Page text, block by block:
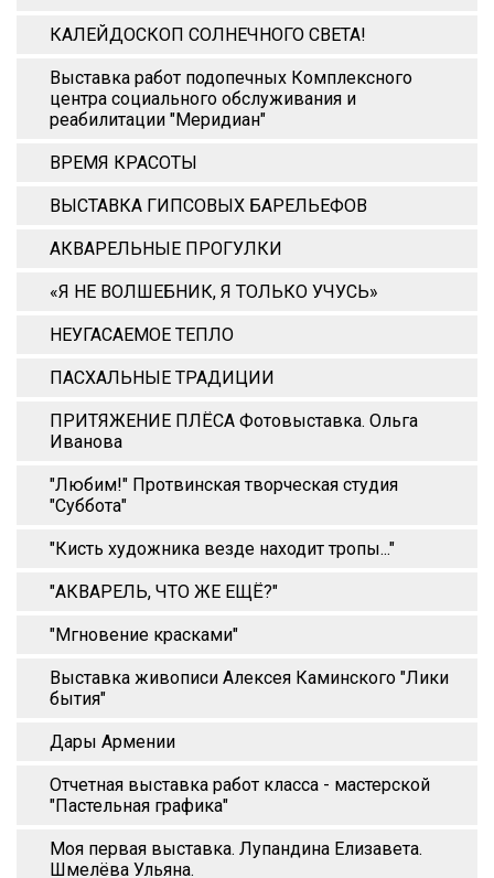
КАЛЕЙДОСКОП СОЛНЕЧНОГО СВЕТА!
Выставка работ подопечных Комплексного
центра социального обслуживания и
реабилитации "Меридиан"
ВРЕМЯ КРАСОТЫ
ВЫСТАВКА ГИПСОВЫХ БАРЕЛЬЕФОВ
АКВАРЕЛЬНЫЕ ПРОГУЛКИ
«Я НЕ ВОЛШЕБНИК, Я ТОЛЬКО УЧУСЬ»
НЕУГАСАЕМОЕ ТЕПЛО
ПАСХАЛЬНЫЕ ТРАДИЦИИ
ПРИТЯЖЕНИЕ ПЛЁСА Фотовыставка. Ольга
Иванова
"Любим!" Протвинская творческая студия
"Суббота"
"Кисть художника везде находит тропы..."
"АКВАРЕЛЬ, ЧТО ЖЕ ЕЩЁ?"
"Мгновение красками"
Выставка живописи Алексея Каминского "Лики
бытия"
Дары Армении
Отчетная выставка работ класса - мастерской
"Пастельная графика"
Моя первая выставка. Лупандина Елизавета.
Шмелёва Ульяна.